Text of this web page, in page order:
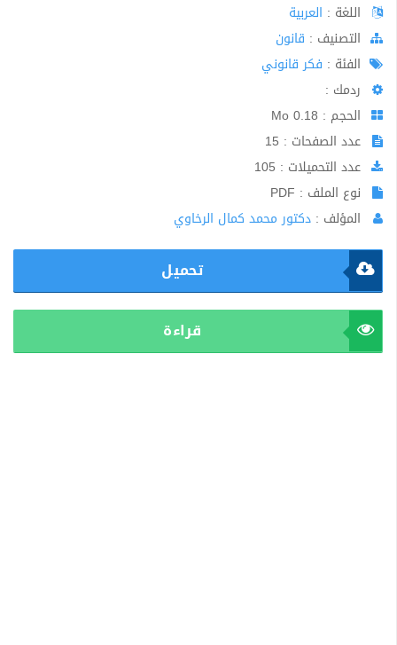
اللغة : العربية
اﻟﺘﺼﻨﻴﻒ : قانون
الفئة : فكر قانوني
ردمك :
الحجم : 0.18 Mo
عدد الصفحات : 15
عدد التحميلات : 105
نوع الملف : PDF
المؤلف : دكتور محمد كمال الرخاوي
تحميل
قراءة